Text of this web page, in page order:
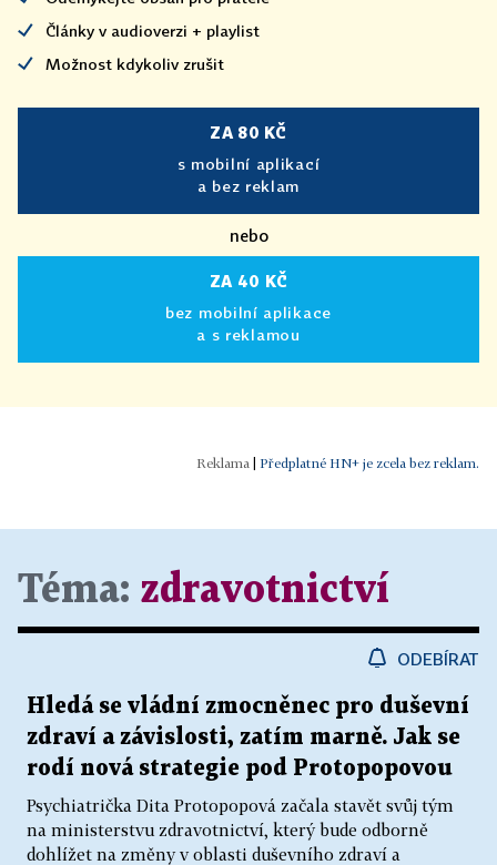
Články v audioverzi + playlist
Možnost kdykoliv zrušit
ZA 80 KČ
s mobilní aplikací
a bez reklam
nebo
ZA 40 KČ
bez mobilní aplikace
a s reklamou
| Předplatné HN+ je zcela bez reklam.
Téma: zdravotnictví
ODEBÍRAT
Hledá se vládní zmocněnec pro duševní
zdraví a závislosti, zatím marně. Jak se
rodí nová strategie pod Protopopovou
Psychiatrička Dita Protopopová začala stavět svůj tým
na ministerstvu zdravotnictví, který bude odborně
dohlížet na změny v oblasti duševního zdraví a